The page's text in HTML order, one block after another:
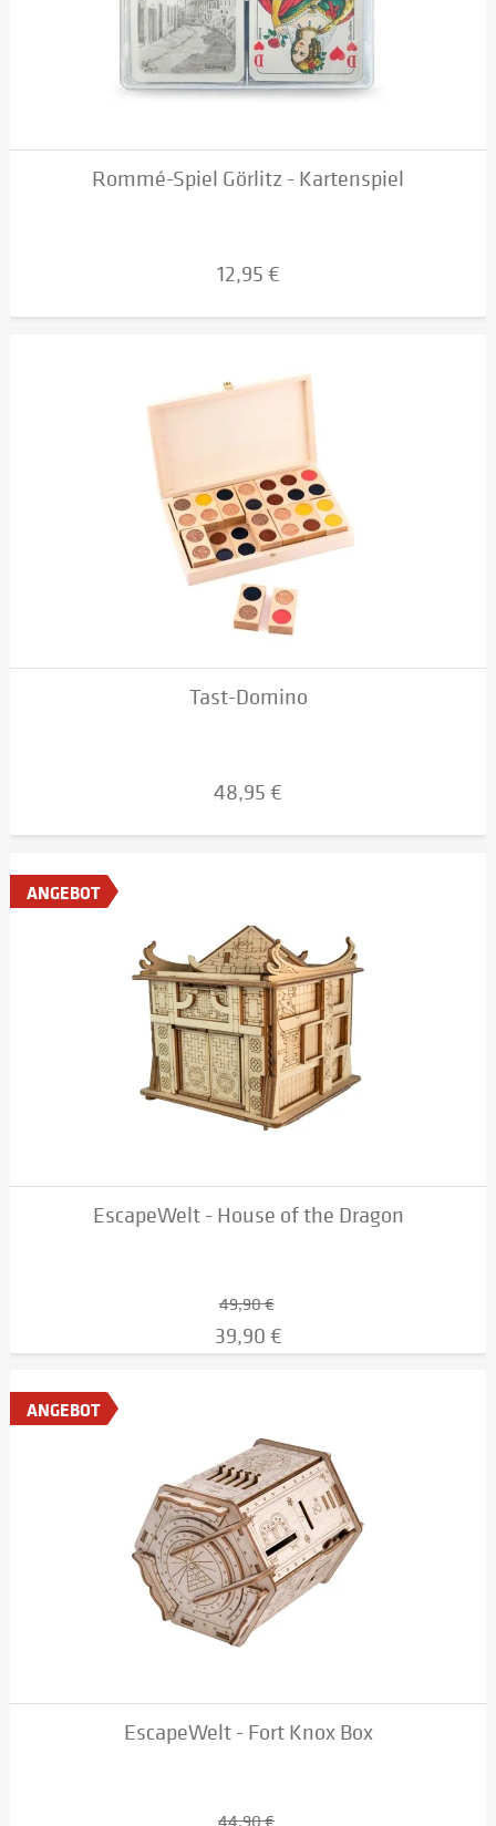
Rommé-Spiel Görlitz - Kartenspiel
12,95 €
Tast-Domino
48,95 €
ANGEBOT
EscapeWelt - House of the Dragon
49,90 €
39,90 €
ANGEBOT
EscapeWelt - Fort Knox Box
44,90 €